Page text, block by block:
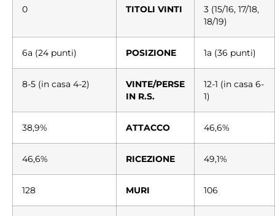
0 TITOLI VINTI
3 (15/16, 17/18,
18/19)
6a (24 punti) POSIZIONE 1a (36 punti)
8-5 (in casa 4-2)
VINTE/PERSE
IN R.S.
12-1 (in casa 6-
1)
38,9% ATTACCO 46,6%
46,6% RICEZIONE 49,1%
128 MURI 106